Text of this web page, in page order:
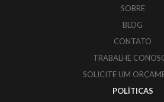
SOBRE
BLOG
CONTATO
TRABALHE
SOLICITE UM
POLÍTICAS